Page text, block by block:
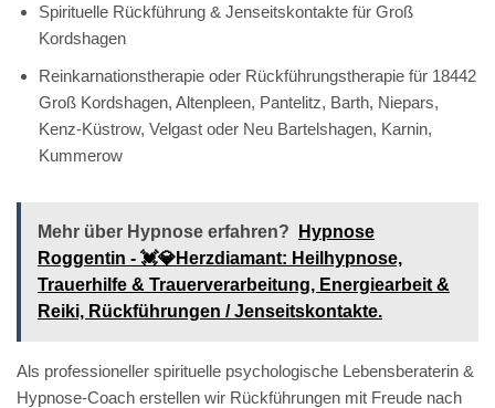
Spirituelle Rückführung & Jenseitskontakte für Groß
Kordshagen
Reinkarnationstherapie oder Rückführungstherapie für 18442
Groß Kordshagen, Altenpleen, Pantelitz, Barth, Niepars,
Kenz-Küstrow, Velgast oder Neu Bartelshagen, Karnin,
Kummerow
Mehr über Hypnose erfahren?
Hypnose
Roggentin - 💓️💎Herzdiamant: Heilhypnose,
Trauerhilfe & Trauerverarbeitung, Energiearbeit &
Reiki, Rückführungen / Jenseitskontakte.
Als professioneller spirituelle psychologische Lebensberaterin &
Hypnose-Coach erstellen wir Rückführungen mit Freude nach